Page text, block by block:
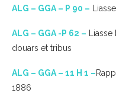
ALG – GGA – P 90 –
ALG – GGA -P 62 –
douars et tribus
ALG – GGA – 11 H 1 –
1886